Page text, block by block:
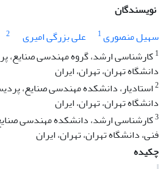
نویسندگان
سهیل منصوری1 علی بزرگی امیری 2
1کارشناسی ارشد، گروه مهندسی
دانشگاه تهران، تهران، ایران
2استادیار، دانشکده مهندسی صنایع،
دانشگاه تهران، تهران، ایران
3کارشناسی ارشد، دانشکده مهندسی
فنی، دانشگاه تهران، تهران، ایران
چکیده